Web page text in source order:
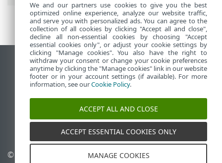
Жұмыс үстеліндегі сайтты қарау
End of Life
ESET білім қоры
ESET форумы
ESET Status Portal
Аймақтық қолдау
© 1992 - 2026 ESET, spol. s
Cookie файлдарын
We and our partners use cookies to give you the best
optimized online experience, analyze our website traffic,
and serve you with personalized ads. You can agree to the
collection of all cookies by clicking "Accept all and close",
decline all non-essential cookies by choosing "Accept
essential cookies only", or adjust your cookie settings by
clicking "Manage cookies". You also have the right to
withdraw your consent or change your cookie preferences
anytime by clicking the "Manage cookies" link in our website
footer or in your account settings (if available). For more
information, see ourCookie Policy.
ACCEPT ALL AND CLOSE
ACCEPT ESSENTIAL COOKIES ONLY
MANAGE COOKIES